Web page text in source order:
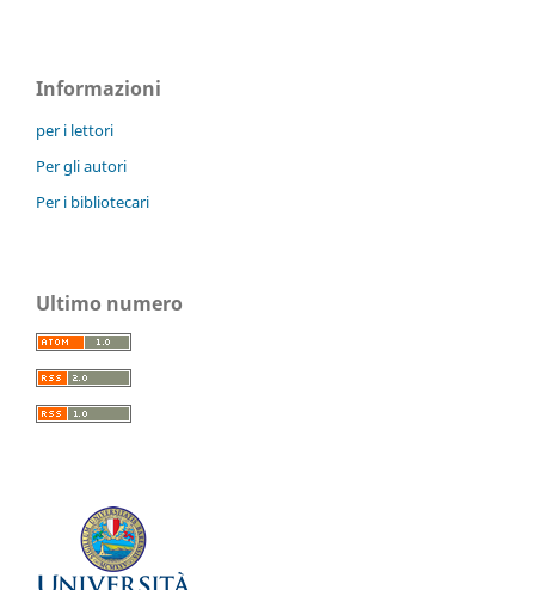
Informazioni
per i lettori
Per gli autori
Per i bibliotecari
Ultimo numero